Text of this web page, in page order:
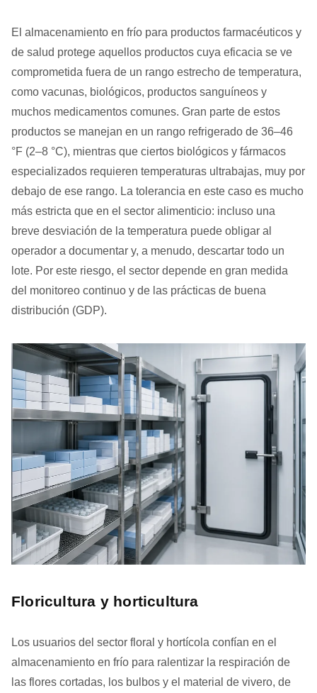
El almacenamiento en frío para productos farmacéuticos y
de salud protege aquellos productos cuya eficacia se ve
comprometida fuera de un rango estrecho de temperatura,
como vacunas, biológicos, productos sanguíneos y
muchos medicamentos comunes. Gran parte de estos
productos se manejan en un rango refrigerado de 36–46
°F (2–8 °C), mientras que ciertos biológicos y fármacos
especializados requieren temperaturas ultrabajas, muy por
debajo de ese rango. La tolerancia en este caso es mucho
más estricta que en el sector alimenticio: incluso una
breve desviación de la temperatura puede obligar al
operador a documentar y, a menudo, descartar todo un
lote. Por este riesgo, el sector depende en gran medida
del monitoreo continuo y de las prácticas de buena
distribución (GDP).
Floricultura y horticultura
Los usuarios del sector floral y hortícola confían en el
almacenamiento en frío para ralentizar la respiración de
las flores cortadas, los bulbos y el material de vivero, de